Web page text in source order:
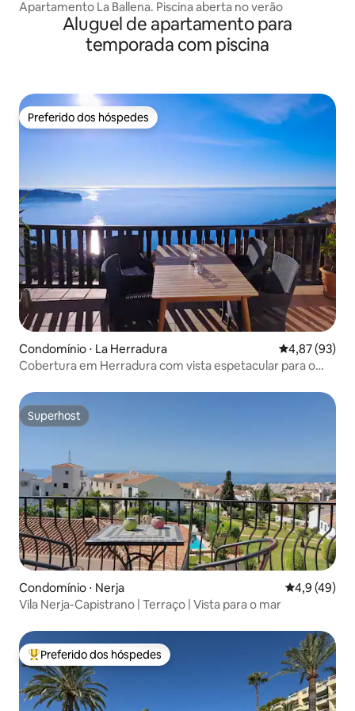
Apartamento La Ballena. Piscina aberta no verão
Aluguel de apartamento para
temporada com piscina
Preferido dos hóspedes
Preferido dos hóspedes
Condomínio ⋅ La Herradura 4,87 de uma
4,87 (93)
Cobertura em Herradura com vista espetacular para o
Superhost
Superhost
Condomínio ⋅ Nerja 4,9 de uma
4,9 (49)
Vila Nerja-Capistrano | Terraço | Vista para o mar
Entre os melhores preferidos dos hóspedes
Preferido dos hóspedes